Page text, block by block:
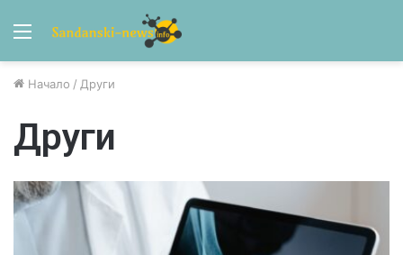
Menu
Начало / Други
Други